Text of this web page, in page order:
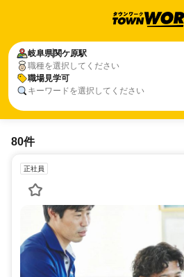
岐阜県関ケ原駅
職種を選択してください
職場見学可
キーワードを選択してください
80件
正社員